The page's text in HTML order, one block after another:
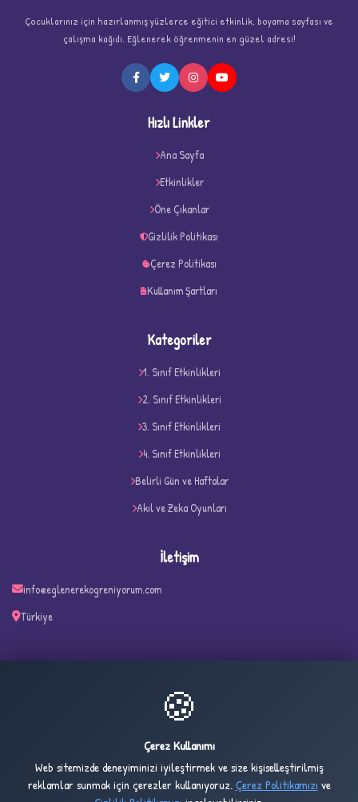
D
✧
Çocuklarınız için hazırlanmış yüzlerce eğitici etkinlik, boyama sayfası ve
çalışma kağıdı. Eğlenerek öğrenmenin en güzel adresi!
Hızlı Linkler
Ana Sayfa
Etkinlikler
Öne Çıkanlar
Gizlilik Politikası
Çerez Politikası
Kullanım Şartları
Kategoriler
1. Sınıf Etkinlikleri
2. Sınıf Etkinlikleri
3. Sınıf Etkinlikleri
4. Sınıf Etkinlikleri
Belirli Gün ve Haftalar
Akıl ve Zeka Oyunları
İletişim
info@eglenerekogreniyorum.com
Türkiye
2,496
DÜN
1,022,590
TOPLAM
🍪
Çerez Kullanımı
Web sitemizde deneyiminizi iyileştirmek ve size kişiselleştirilmiş
reklamlar sunmak için çerezler kullanıyoruz.Çerez Politikamızı ve